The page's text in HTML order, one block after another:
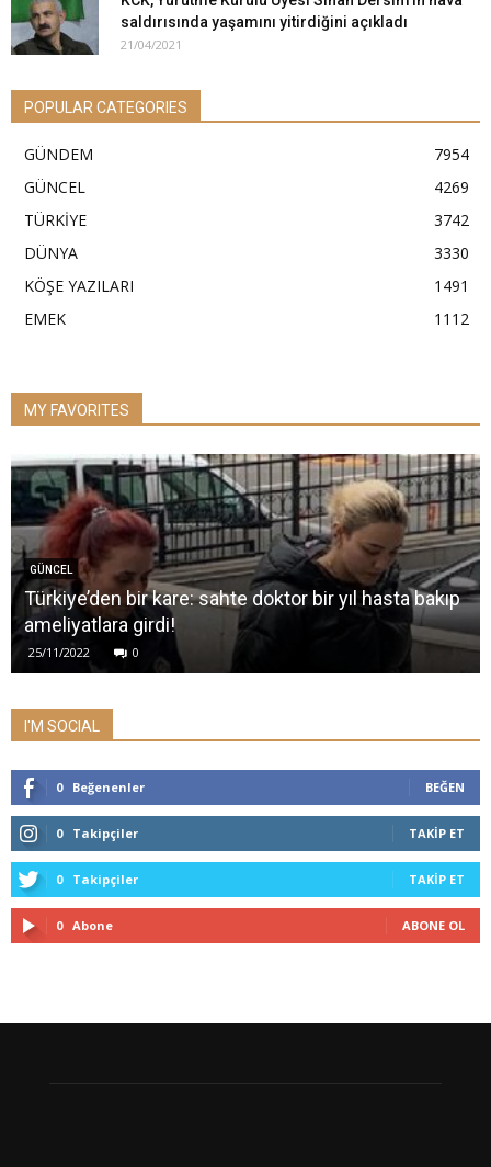
saldırısında yaşamını yitirdiğini açıkladı
21/04/2021
POPULAR CATEGORIES
GÜNDEM
7954
GÜNCEL
4269
TÜRKİYE
3742
DÜNYA
3330
KÖŞE YAZILARI
1491
EMEK
1112
MY FAVORITES
GÜNCEL
Türkiye’den bir kare: sahte doktor bir yıl hasta bakıp
ameliyatlara girdi!
25/11/2022 0
I'M SOCIAL
0 Beğenenler BEĞEN
0 Takipçiler TAKIP ET
0 Takipçiler TAKIP ET
0 Abone ABONE OL